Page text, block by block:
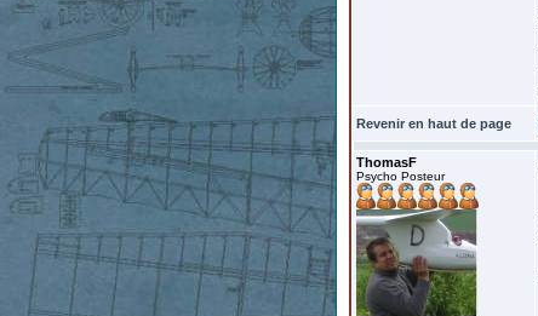
Revenir en haut de page
ThomasF
Psycho Posteur